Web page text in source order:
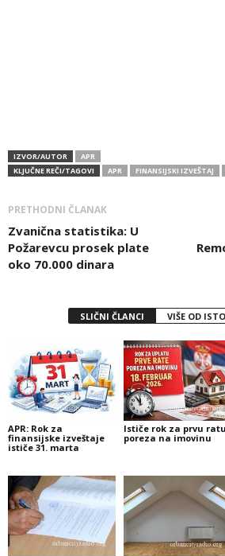
IZVOR/AUTOR
APR
KLJUČNE REČI/TAGOVI
APR FINANSIJSKI IZVEŠTAJ
PRETHODNI ČLANAK
Zvanična statistika: U
Požarevcu prosek plate
oko 70.000 dinara
SLIČNI ČLANCI VIŠE OD
APR: Rok za
finansijske izveštaje
ističe 31. marta
Ističe rok za prvu ratu
poreza na imovinu